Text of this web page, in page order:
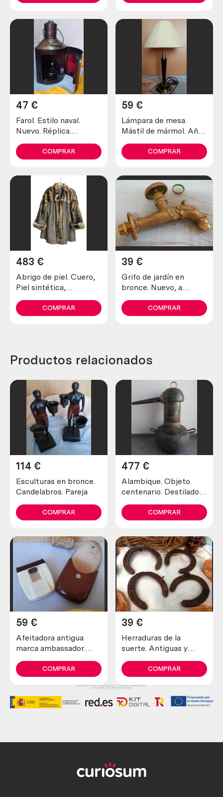
Farol. Estilo naval.
Nuevo. Réplica.
Funciona con aceite.
47 €
COMPRAR
Lámpara de mesa.
Mástil de mármol. Años
70.
59 €
COMPRAR
Abrigo de piel. Cuero,
Piel sintética,
Chaqueta de cuero.
Hecho en Italia.
Maravilloso.
483 €
COMPRAR
Grifo de jardín en
bronce. Nuevo, a
estrenar.
39 €
COMPRAR
Productos relacionados
Esculturas en bronce.
Candelabros. Pareja
114 €
COMPRAR
Alambique. Objeto
centenario. Destilador
cobre. 80 litros.
477 €
COMPRAR
Afeitadora antigua
marca ambassador.
colección
59 €
COMPRAR
Herraduras de la
suerte. Antiguas y
unidades)
39 €
COMPRAR